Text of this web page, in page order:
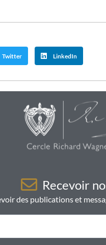
Twitter LinkedIn
Recevoir
des publications et